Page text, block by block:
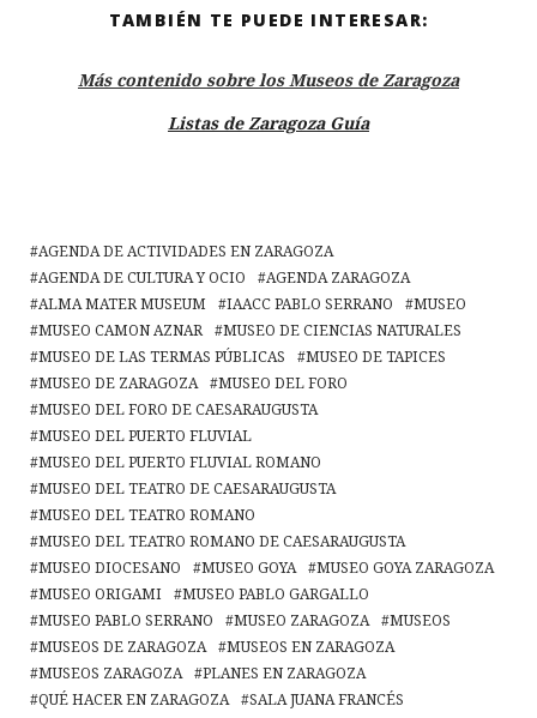
TAMBIÉN TE PUEDE INTERESAR:
Más contenido sobre los Museos de Zaragoza
Listas de Zaragoza Guía
AGENDA DE ACTIVIDADES EN ZARAGOZA
AGENDA DE CULTURA Y OCIO
AGENDA ZARAGOZA
ALMA MATER MUSEUM
IAACC PABLO SERRANO
MUSEO
MUSEO CAMON AZNAR
MUSEO DE CIENCIAS NATURALES
MUSEO DE LAS TERMAS PÚBLICAS
MUSEO DE TAPICES
MUSEO DE ZARAGOZA
MUSEO DEL FORO
MUSEO DEL FORO DE CAESARAUGUSTA
MUSEO DEL PUERTO FLUVIAL
MUSEO DEL PUERTO FLUVIAL ROMANO
MUSEO DEL TEATRO DE CAESARAUGUSTA
MUSEO DEL TEATRO ROMANO
MUSEO DEL TEATRO ROMANO DE CAESARAUGUSTA
MUSEO DIOCESANO
MUSEO GOYA
MUSEO GOYA ZARAGOZA
MUSEO ORIGAMI
MUSEO PABLO GARGALLO
MUSEO PABLO SERRANO
MUSEO ZARAGOZA
MUSEOS
MUSEOS DE ZARAGOZA
MUSEOS EN ZARAGOZA
MUSEOS ZARAGOZA
PLANES EN ZARAGOZA
QUÉ HACER EN ZARAGOZA
SALA JUANA FRANCÉS